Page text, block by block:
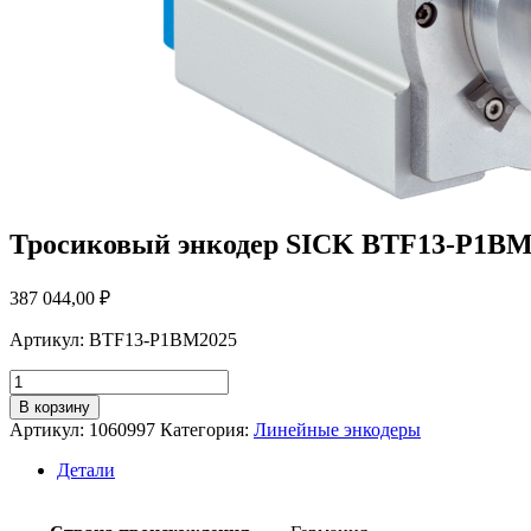
Тросиковый энкодер SICK BTF13-
387 044,00 ₽
Артикул: BTF13-P1BM2025
Количество
товара
Тросиковый
энкодер
SICK
BTF13-
В корзину
Артикул: 1060997 Категория: Линейные энкодеры
Детали